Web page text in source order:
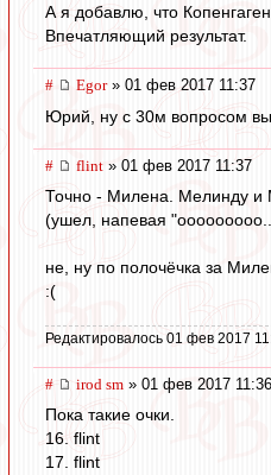
А я добавлю, что
Впечатляющий результат.
# Egor» 01 фев 2017 11:37
Юрий, ну с 30м вопросом вы
# flint » 01 фев 2017 11:37
Точно - Милена. Мелинду и
(ушел, напевая
не, ну по полочёчка за
:(
Редактировалось 01 фев 2017
# irod sm » 01 фев 2017 11:36
Пока такие очки.
16. flint
17. flint